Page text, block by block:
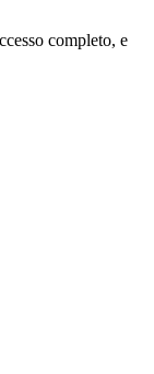
completo, e